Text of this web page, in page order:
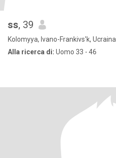
ss, 39
Kolomyya, Ivano-Frankivs'k, Ucraina
Alla ricerca di: Uomo 33 - 46